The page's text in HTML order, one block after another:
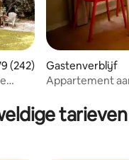
beoordeling van
(242)
Gastenverblijf
Appartement